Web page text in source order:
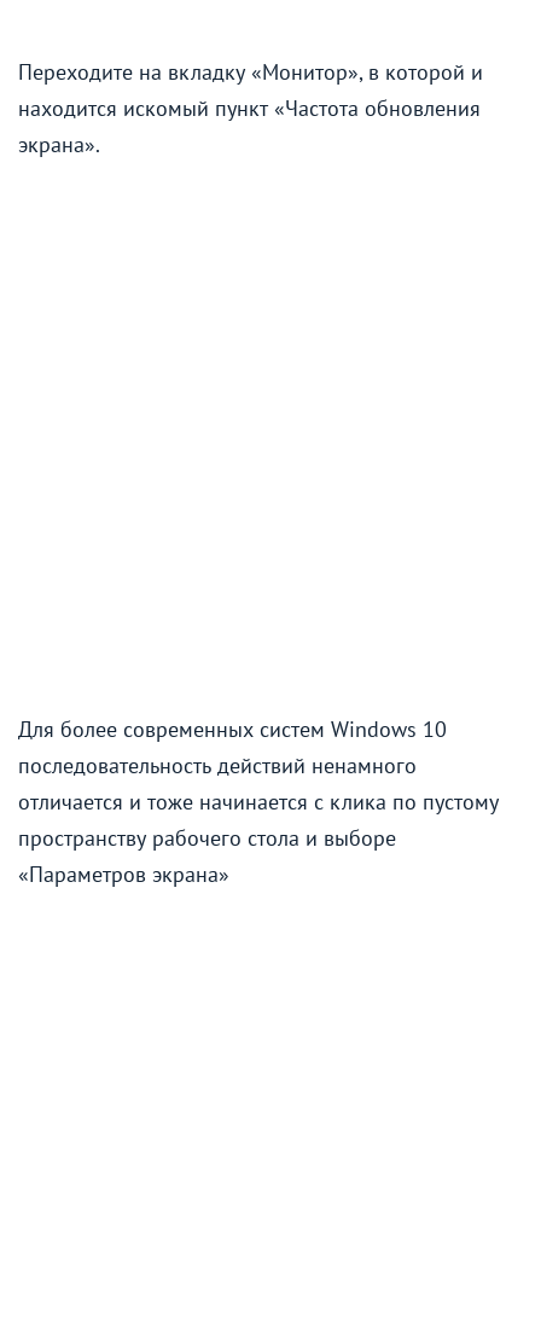
Переходите на вкладку «Монитор», в которой и
находится искомый пункт «Частота обновления
экрана».
Для более современных систем Windows 10
последовательность действий ненамного
отличается и тоже начинается с клика по пустому
пространству рабочего стола и выборе
«Параметров экрана»